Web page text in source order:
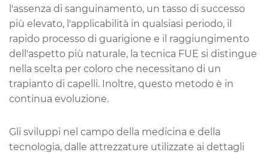
l'assenza di sanguinamento, un tasso di successo
più elevato, l'applicabilità in qualsiasi periodo, il
rapido processo di guarigione e il raggiungimento
dell'aspetto più naturale, la tecnica FUE si distingue
nella scelta per coloro che necessitano di un
trapianto di capelli. Inoltre, questo metodo è in
continua evoluzione.
Gli sviluppi nel campo della medicina e della
tecnologia, dalle attrezzature utilizzate ai dettagli